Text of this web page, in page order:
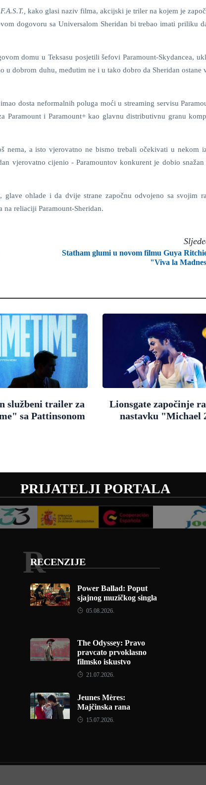
F.A.S.T., kako glasi naziv filma, akcijski je triler na kojem je
dogovoru sa Universalom Sheridan bi trebao imati priliku
domu u Teksasu posjetili šefovi Paramount-Skydancea,
u dobrom duhu, međutim ne i u tako dobro da Sheridan ostane
dosta neformalnih poluga moći u streaming servisu
i Paramount+ kao glavnu distributivnu granu
nema, a isto vjerovatno ne bismo trebali očekivati u nekom
vjerovatno cijenio - Paramountov konkurent je dobio snažan
glave ohlade i da dvije strane započnu odvojeno sa svojim
na reliaciji Paramount-Sheridan.
Statham glumi u novom filmu Guya
"Viva la
službeni trailer za
sa Pattinsonom
Lionsgate započinje
nastavku "Michael
PRIJATELJI PORTALA
RECENZIJE
R
Power Ballad: Poput
sjajnog muzičkog singla
05.08.2026.
The Odyssey: Pravo
pravcato prvoklasno
filmsko iskustvo
21.07.2026.
Jeunes Mères:
Majčinska rana
15.07.2026.